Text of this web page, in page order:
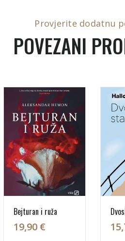
Provjerite dodatnu
POVEZANI
Bejturan i ruža
19,90 €